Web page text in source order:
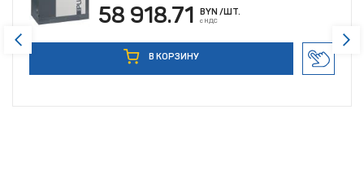
58 918.71 BYN /ШТ.
с НДС
В КОРЗИНУ